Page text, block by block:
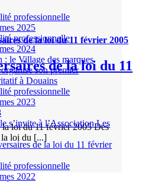
de la loi du 11 février 2005
de la loi du 11
la loi du 11 février 2005 Des
la loi du [...]
professionnelle
2025
professionnelle
2024
le Village des marques
son premier
à Douains
professionnelle
2023
s’invite à l’Association Les
de la loi du 11 février
professionnelle
2022